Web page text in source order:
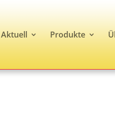
Aktuell Produkte